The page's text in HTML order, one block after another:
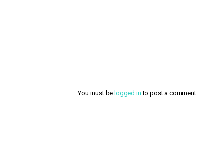
You must be logged in to post a comment.